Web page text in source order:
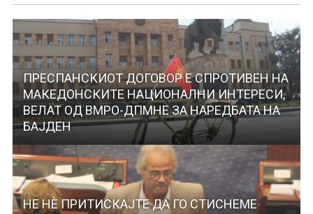
ПРЕСПАНСКИОТ ДОГОВОР Е СПРОТИВЕН НА
МАКЕДОНСКИТЕ НАЦИОНАЛНИ ИНТЕРЕСИ,
ВЕЛАТ ОД ВМРО-ДПМНЕ ЗА НАРЕДБАТА НА
БАЈДЕН
НЕ НЀ ПРИТИСКАЈТЕ ДА ГО СТИСНЕМЕ